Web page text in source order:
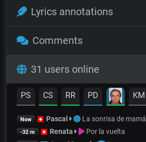
Lyrics annotations
Comments
31 users online
PS CS RR PD KM
Now Pascal La sonrisa de mamá
-32 m Renata Por la vuelta